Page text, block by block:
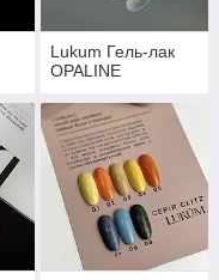
Lukum Гель-лак
OPALINE